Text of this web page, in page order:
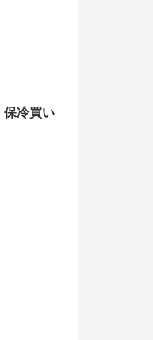
保冷買い